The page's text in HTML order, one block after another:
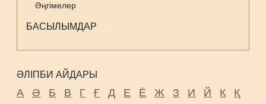
Әңгімелер
БАСЫЛЫМДАР
ӘЛІПБИ АЙДАРЫ
А Ә Б В Г Ғ Д Е Ё Ж З И Й К
Қ